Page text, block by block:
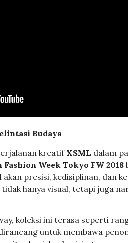
Budaya
kreatifXSML dalam
Fashion Week Tokyo FW 2018
akan presisi, kedisiplinan, dan
hanya visual, tetapi juga
koleksi ini terasa seperti
untuk membawa